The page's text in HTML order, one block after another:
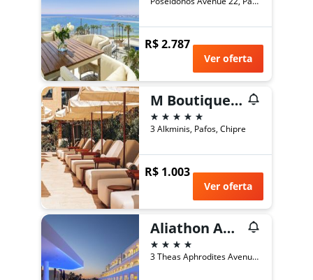
R$ 2.787
Ver oferta
M Boutique Hotel - Designed for Adults
5 estrelas
3 Alkminis, Pafos, Chipre
R$ 1.003
Ver oferta
Aliathon Aegean
4 estrelas
3 Theas Aphrodites Avenue, Pafos, Chipre